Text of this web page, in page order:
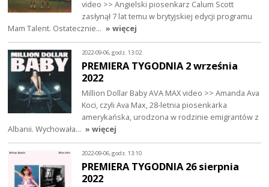
video >> Angielski piosenkarz Calum Scott
zasłynął 7 lat temu w brytyjskiej edycji programu
Mam Talent. Ostatecznie… » więcej
2022-09-06, godz. 13:02
PREMIERA TYGODNIA 2 września
2022
Million Dollar Baby AVA MAX video >> Amanda Ava
Koci, czyli Ava Max, 28-letnia piosenkarka
amerykańska, urodzona w rodzinie emigrantów z
Albanii. Wychowała… » więcej
2022-09-06, godz. 13:10
PREMIERA TYGODNIA 26 sierpnia
2022